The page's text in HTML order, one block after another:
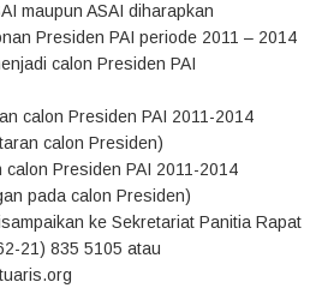
maupun ASAI diharapkan
Presiden PAI periode 2011 – 2014
calon Presiden PAI
calon Presiden PAI 2011-2014
calon Presiden)
calon Presiden PAI 2011-2014
pada calon Presiden)
ke Sekretariat Panitia Rapat
21) 835 5105 atau